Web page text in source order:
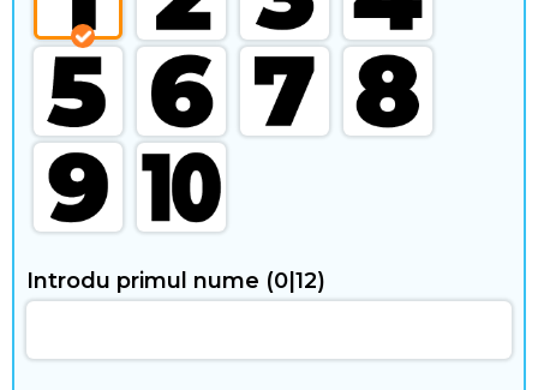
ă
ș
i
t
i
m
l
Introdu primul nume (0|12)